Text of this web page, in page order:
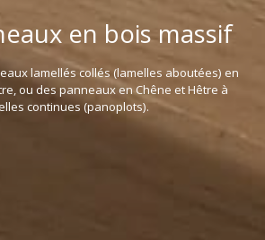
en bois massif
lamellés collés (lamelles aboutées) en
ou des panneaux en Chêne et Hêtre à
continues (panoplots).